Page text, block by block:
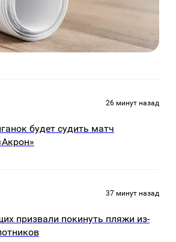
26 минут назад
будет судить матч
37 минут назад
призвали покинуть пляжи из-